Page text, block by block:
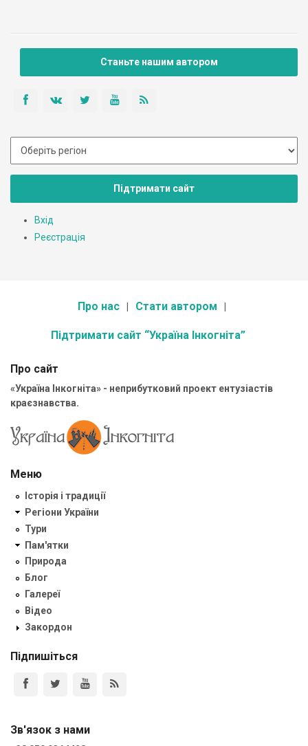
Станьте нашим автором
Підтримати сайт
Вхід
Реєстрація
Про нас Стати автором
Підтримати сайт “Україна Інкогніта”
Про сайт
«Україна Інкогніта» - неприбутковий проект ентузіастів
краєзнавства.
Меню
Історія і традиції
Регіони України
Тури
Пам'ятки
Природа
Блог
Галереї
Відео
Закордон
Підпишіться
Зв'язок з нами